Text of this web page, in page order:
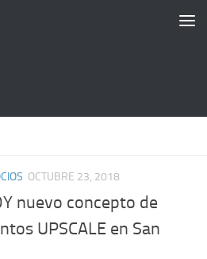
OCTUBRE 23, 2018
nuevo concepto de
UPSCALE en San